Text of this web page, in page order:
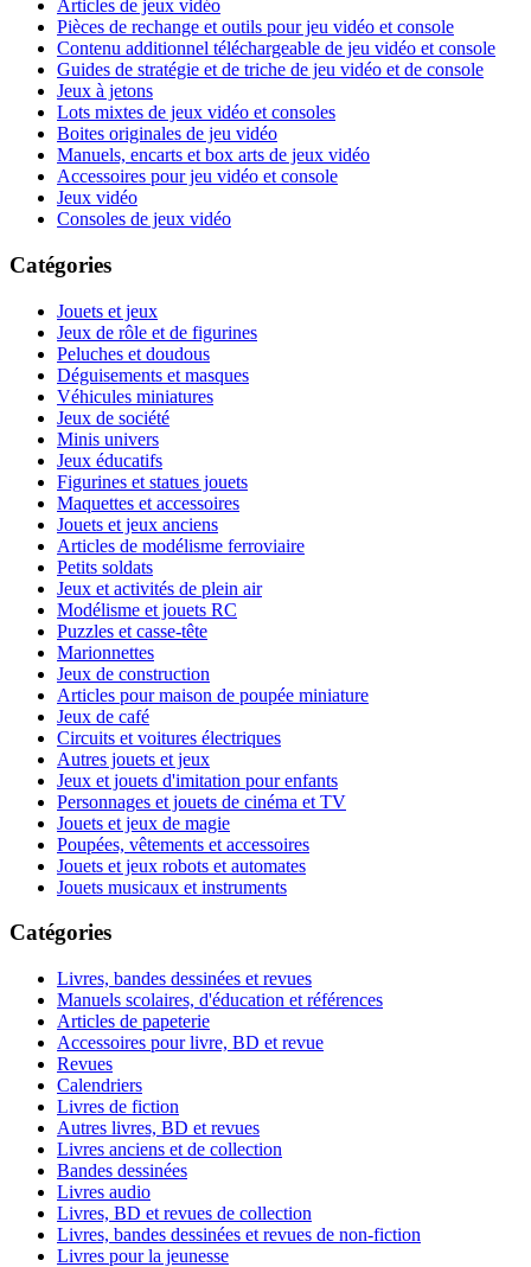
Articles de jeux vidéo
Pièces de rechange et outils pour jeu vidéo et console
Contenu additionnel téléchargeable de jeu vidéo et console
Guides de stratégie et de triche de jeu vidéo et de console
Jeux à jetons
Lots mixtes de jeux vidéo et consoles
Boites originales de jeu vidéo
Manuels, encarts et box arts de jeux vidéo
Accessoires pour jeu vidéo et console
Jeux vidéo
Consoles de jeux vidéo
Catégories
Jouets et jeux
Jeux de rôle et de figurines
Peluches et doudous
Déguisements et masques
Véhicules miniatures
Jeux de société
Minis univers
Jeux éducatifs
Figurines et statues jouets
Maquettes et accessoires
Jouets et jeux anciens
Articles de modélisme ferroviaire
Petits soldats
Jeux et activités de plein air
Modélisme et jouets RC
Puzzles et casse-tête
Marionnettes
Jeux de construction
Articles pour maison de poupée miniature
Jeux de café
Circuits et voitures électriques
Autres jouets et jeux
Jeux et jouets d'imitation pour enfants
Personnages et jouets de cinéma et TV
Jouets et jeux de magie
Poupées, vêtements et accessoires
Jouets et jeux robots et automates
Jouets musicaux et instruments
Catégories
Livres, bandes dessinées et revues
Manuels scolaires, d'éducation et références
Articles de papeterie
Accessoires pour livre, BD et revue
Revues
Calendriers
Livres de fiction
Autres livres, BD et revues
Livres anciens et de collection
Bandes dessinées
Livres audio
Livres, BD et revues de collection
Livres, bandes dessinées et revues de non-fiction
Livres pour la jeunesse